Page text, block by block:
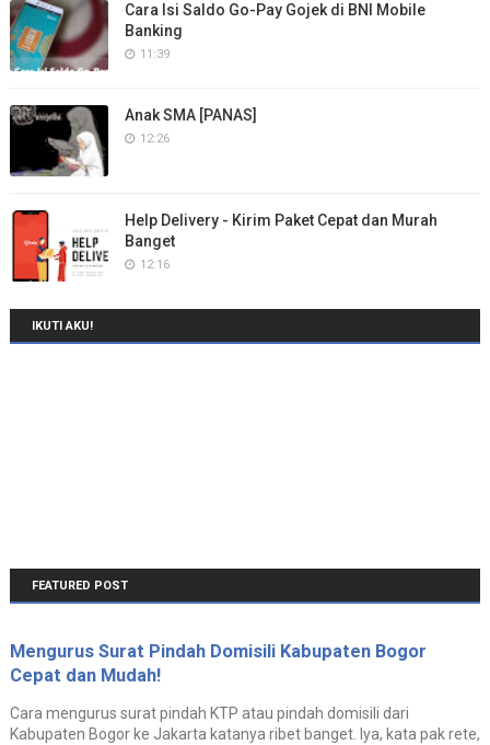
Cara Isi Saldo Go-Pay Gojek di BNI Mobile
Banking
11:39
Anak SMA [PANAS]
12:26
Help Delivery - Kirim Paket Cepat dan Murah
Banget
12:16
IKUTI AKU!
FEATURED POST
Mengurus Surat Pindah Domisili Kabupaten Bogor
Cepat dan Mudah!
Cara mengurus surat pindah KTP atau pindah domisili dari
Kabupaten Bogor ke Jakarta katanya ribet banget. Iya, kata pak rete,